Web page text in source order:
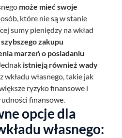
może mieć swoje
osób, które nie są w stanie
sumy pieniędzy na wkład
szybszego zakupu
marzeń o posiadaniu
istnieją również wady
wkładu własnego, takie jak
ryzyko finansowe i
finansowe.
opcje dla
własnego: